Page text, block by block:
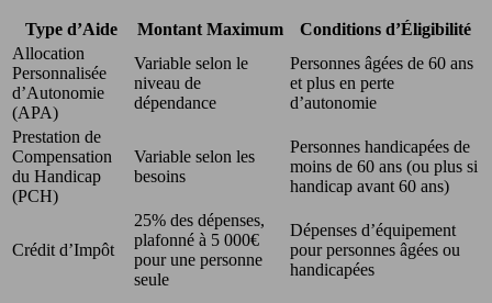
Type d’Aide Montant Maximum
Conditions d’Éligibilité
Allocation
Personnalisée
d’Autonomie
(APA)
Variable selon le
niveau de
dépendance
Personnes âgées de 60 ans
et plus en perte
d’autonomie
Prestation de
Compensation
du Handicap
(PCH)
Variable selon les
besoins
Personnes handicapées de
moins de 60 ans (ou plus si
handicap avant 60 ans)
Crédit d’Impôt
25% des dépenses,
plafonné à 5 000€
pour une personne
seule
Dépenses d’équipement
pour personnes âgées ou
handicapées